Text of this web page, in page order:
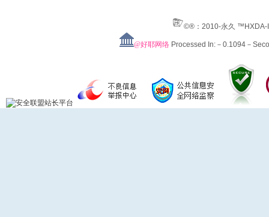
©®：2010-永久
@好耶网络 Processed In:－0.1094－